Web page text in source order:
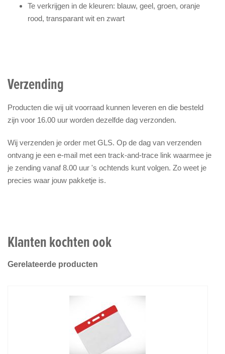
Te verkrijgen in de kleuren: blauw, geel, groen, oranje
rood, transparant wit en zwart
Verzending
Producten die wij uit voorraad kunnen leveren en die besteld
zijn voor 16.00 uur worden dezelfde dag verzonden.
Wij verzenden je order met GLS. Op de dag van verzenden
ontvang je een e-mail met een track-and-trace link waarmee je
je zending vanaf 8.00 uur 's ochtends kunt volgen. Zo weet je
precies waar jouw pakketje is.
Klanten kochten ook
Gerelateerde producten